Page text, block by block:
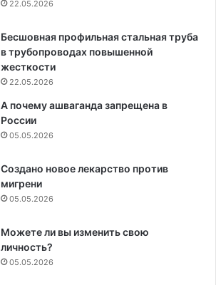
22.05.2026
Бесшовная профильная стальная труба
в трубопроводах повышенной
жесткости
22.05.2026
А почему ашваганда запрещена в
России
05.05.2026
Создано новое лекарство против
мигрени
05.05.2026
Можете ли вы изменить свою
личность?
05.05.2026